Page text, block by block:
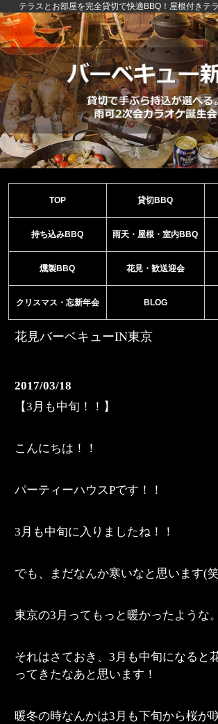
テラスとお部屋を完全貸切で快適BBQ！屋根付きテ
TOP 貸切BBQ
持ち込みBBQ 雨天・屋根・室内BBQ
燻製BBQ 花見・歓送迎会
クリスマス・忘新年会 BLOG
花見バーベキューIN東京
2017/03/18
【3月も中旬！！】
こんにちは！！
パーティーハウスPです！！
3月も中旬に入りましたね！！
でも、まだなんか寒いなと思います(
東京の3月ってもっと暖かったような
それはさておき、3月も中旬になると
ってきたなあと思います！
暖冬の時なんかは3月も下旬から桜が